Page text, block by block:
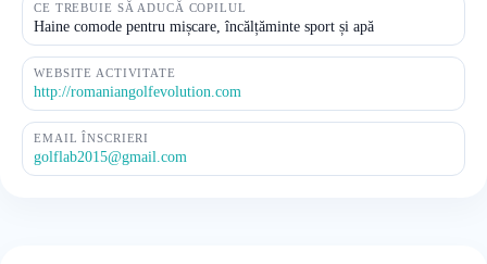
CE TREBUIE SĂ ADUCĂ COPILUL
Haine comode pentru mișcare, încălțăminte sport și apă
WEBSITE ACTIVITATE
http://romaniangolfevolution.com
EMAIL ÎNSCRIERI
golflab2015@gmail.com